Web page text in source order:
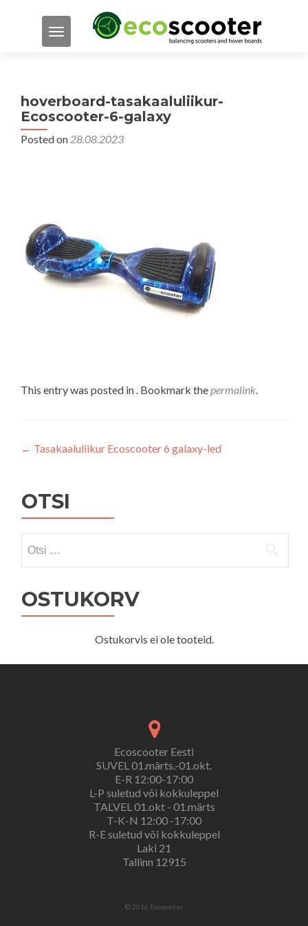
TOGGLE NAVIGATION
hoverboard-tasakaaluliikur-
Ecoscooter-6-galaxy
Posted on 28.08.2023
This entry was posted in . Bookmark thepermalink.
Navigeerimine
← Tasakaaluliikur Ecoscooter 6 galaxy-led
OTSI
OSTUKORV
Ostukorvis ei ole tooteid.
Ecoscooter Eesti
SUVEL 01.märts.-01.okt.
E-R 12:00-17:00
L-P suletud või kokkuleppel
TALVEL 01.okt - 01.märts
T-K-N 12:00 -17:00
R-E suletud või kokkuleppel
Laki 21
Tallinn 12915
© 2016 Ecoscooter.